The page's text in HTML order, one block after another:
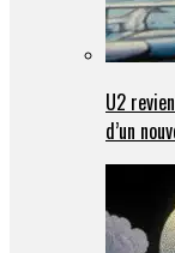
U2
d’un